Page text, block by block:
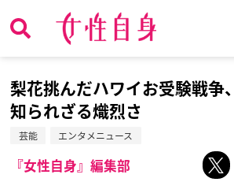
梨花挑んだハワイお受験戦争
知られざる熾烈さ
芸能 エンタメニュース
『女性自身』編集部